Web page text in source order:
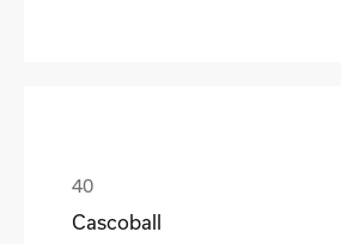
Cascoball